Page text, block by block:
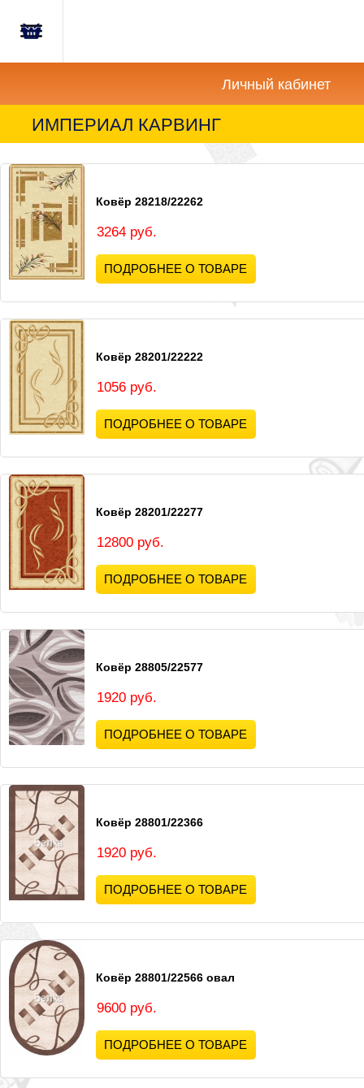
Главная
Новости
Акции
Как
купить?
Вопросы-
Отзывы
Контакты
Корзина
Личный кабинет
ИМПЕРИАЛ КАРВИНГ
Ковёр 28218/22262
3264 руб.
ПОДРОБНЕЕ О ТОВАРЕ
Ковёр 28201/22222
1056 руб.
ПОДРОБНЕЕ О ТОВАРЕ
Ковёр 28201/22277
12800 руб.
ПОДРОБНЕЕ О ТОВАРЕ
Ковёр 28805/22577
1920 руб.
ПОДРОБНЕЕ О ТОВАРЕ
Ковёр 28801/22366
1920 руб.
ПОДРОБНЕЕ О ТОВАРЕ
Ковёр 28801/22566 овал
9600 руб.
ПОДРОБНЕЕ О ТОВАРЕ